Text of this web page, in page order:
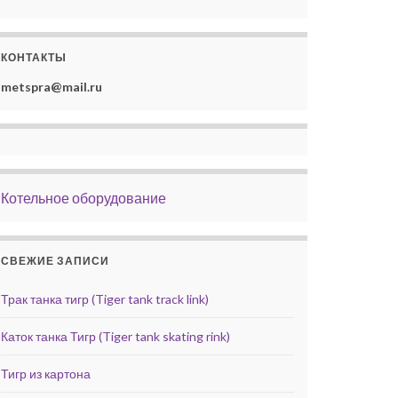
КОНТАКТЫ
metspra@mail.ru
Котельное оборудование
СВЕЖИЕ ЗАПИСИ
Трак танка тигр (Tiger tank track link)
Каток танка Тигр (Tiger tank skating rink)
Тигр из картона